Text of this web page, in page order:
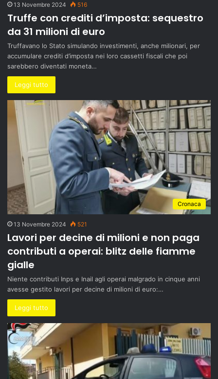
13 Novembre 2024 516
Truffe con crediti d’imposta: sequestro
da 31 milioni di euro
Truffavano lo Stato simulando investimenti, anche milionari, per
accumulare crediti d’imposta nei loro cassetti fiscali che poi
sarebbero diventati moneta…
Leggi tutto
Cronaca
13 Novembre 2024 521
Lavori per decine di milioni e non paga
contributi a operai: blitz delle fiamme
gialle
Niente contributi Inps e Inail agli operai malgrado in cinque anni
avesse gestito lavori per decine di milioni di euro:…
Leggi tutto